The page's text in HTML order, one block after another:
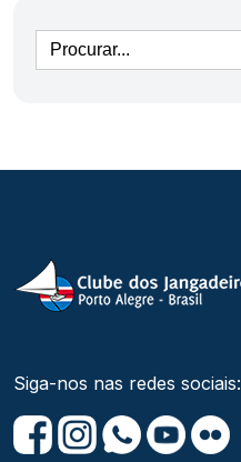
Siga-nos nas redes sociais: